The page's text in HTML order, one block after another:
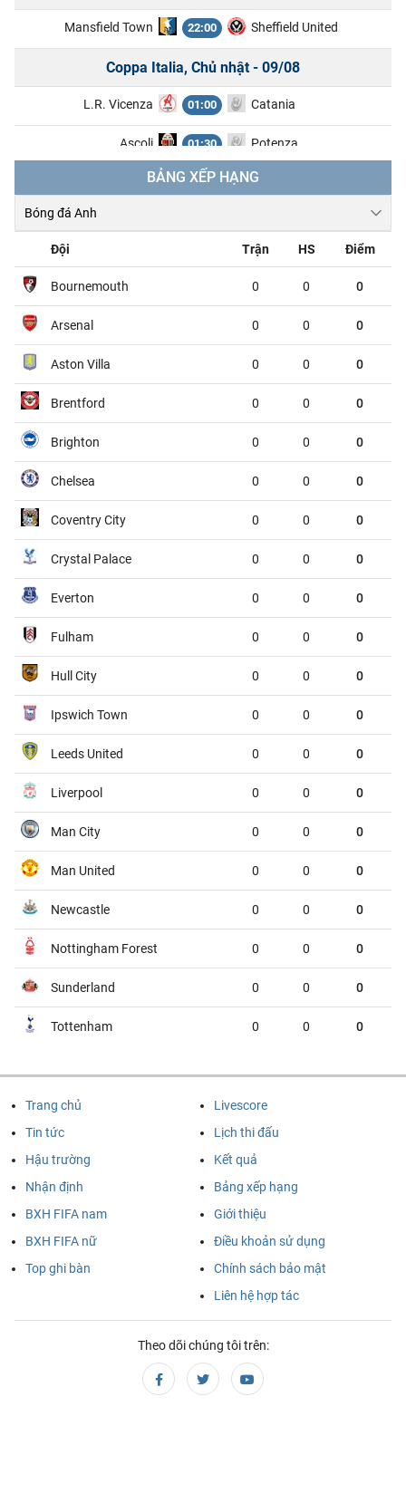
Mansfield Town 22:00 Sheffield United
Coppa Italia, Chủ nhật - 09/08
L.R. Vicenza 01:00 Catania
Ascoli 01:30 Potenza
Ligue 2, Chủ nhật - 09/08
Clermont Foot 63 Reims
Sochaux
Atletico Tucuman Sarmiento
Deportivo Riestra Estudiantes de la Plata
St.Truiden Lommel
Union St.Gilloise
VĐQG Brazil, Chủ nhật - 09/08
Sao Paulo
VĐQG Bồ Đào Nha, Chủ nhật - 09/08
CF Estrela da Amadora Sporting
VĐQG Argentina, Chủ nhật - 09/08
Tigre 03:00 River Plate
MLS Nhà Nghề Mỹ, Chủ nhật - 09/08
VĐQG Brazil, Chủ nhật - 09/08
04:30 Atletico MG
Boca Juniors 05:15 Velez Sarsfield
VĐQG Brazil, Chủ nhật - 09/08
Coritiba 06:30 Chapecoense AF
BẢNG XẾP HẠNG
Đội Trận HS Điểm
Bournemouth 0 0 0
Arsenal 0 0 0
Aston Villa 0 0 0
Brentford 0 0 0
Brighton 0 0 0
Chelsea 0 0 0
Coventry City 0 0 0
Crystal Palace 0 0 0
Everton 0 0 0
Fulham 0 0 0
Hull City 0 0 0
Ipswich Town 0 0 0
Leeds United 0 0 0
Liverpool 0 0 0
Man City 0 0 0
Man United 0 0 0
Newcastle 0 0 0
Nottingham Forest 0 0 0
Sunderland 0 0 0
Tottenham 0 0 0
Trang chủ
Tin tức
Hậu trường
Nhận định
Livescore
Lịch thi đấu
Kết quả
Bảng xếp hạng
BXH FIFA nam
BXH FIFA nữ
Top ghi bàn
Giới thiệu
Điều khoản sử dụng
Chính sách bảo mật
Liên hệ hợp tác
Theo dõi chúng tôi trên: